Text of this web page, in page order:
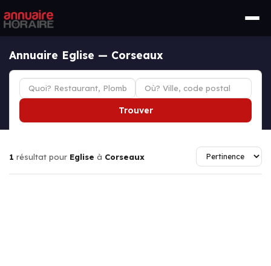
Annuaire Eglise — Corseaux
Trouver
1 résultat pour Eglise à Corseaux